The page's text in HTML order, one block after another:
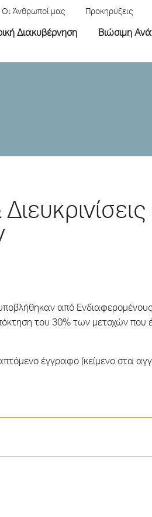
Οι Άνθρωποί μας Προκηρύξεις
Διακυβέρνηση Βιώσιμη
από
του 30% των μετοχών που
έγγραφο (κείμενο στα